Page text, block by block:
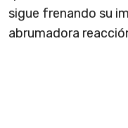
sigue frenando su
abrumadora